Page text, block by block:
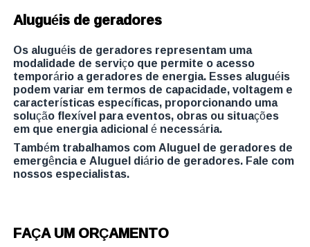
Aluguéis de geradores
Os aluguéis de geradores representam uma
modalidade de serviço que permite o acesso
temporário a geradores de energia. Esses aluguéis
podem variar em termos de capacidade, voltagem e
características específicas, proporcionando uma
solução flexível para eventos, obras ou situações
em que energia adicional é necessária.
Também trabalhamos com Aluguel de geradores de
emergência e Aluguel diário de geradores. Fale com
nossos especialistas.
FAÇA UM ORÇAMENTO